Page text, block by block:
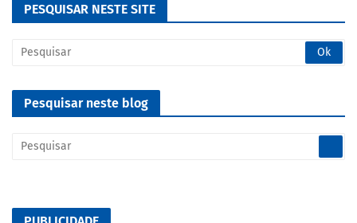
PESQUISAR NESTE SITE
Pesquisar neste blog